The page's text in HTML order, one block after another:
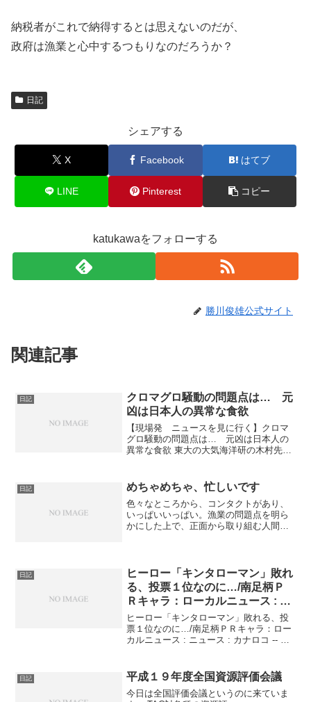
納税者がこれで納得するとは思えないのだが、
政府は漁業と心中するつもりなのだろうか？
日記
シェアする
X Facebook はてブ
LINE Pinterest コピー
katukawaをフォローする
勝川俊雄公式サイト
関連記事
日記
クロマグロ騒動の問題点は… 元
凶は日本人の異常な食欲
【現場発 ニュースを見に行く】クロマ
グロ騒動の問題点は… 元凶は日本人の
異常な食欲 東大の大気海洋研の木村先生
研究で有名な方だが、稚魚の飼育実験も
されているので、養殖種...
日記 めちゃめちゃ、忙しいです
色々なところから、コンタクトがあり、
いっぱいいっぱい。漁業の問題点を明ら
かにした上で、正面から取り組む人間が
の浮魚販売組合のインタビ...
日記
ヒーロー「キンタローマン」敗れ
る、投票１位なのに…/南足柄Ｐ
Ｒキャラ：ローカルニュース : ニ
ュース : カナロコ — 神奈川新聞
社
ヒーロー「キンタローマン」敗れる、投
票１位なのに…/南足柄ＰＲキャラ：ロー
カルニュース : ニュース : カナロコ -- 神
が選んだのか。南足柄市は、やるな...
日記 平成１９年度全国資源評価会議
今日は全国評価会議というのに来ていま